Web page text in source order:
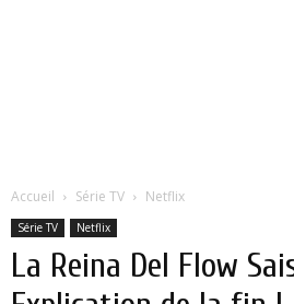
Accueil Série TV Netflix
Série TV Netflix
La Reina Del Flow